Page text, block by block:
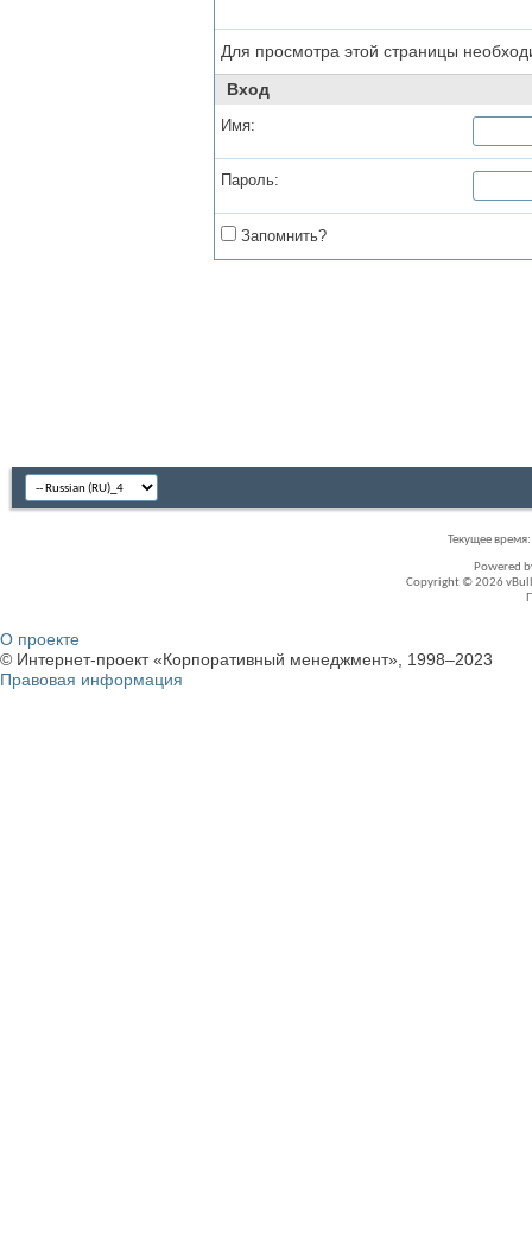
Для просмотра этой страницы
Вход
Имя:
Пароль:
Запомнить?
Текущее время:
Powered
Copyright © 2026
О проекте
© Интернет-проект «Корпоративный менеджмент», 1998–2023
Правовая информация